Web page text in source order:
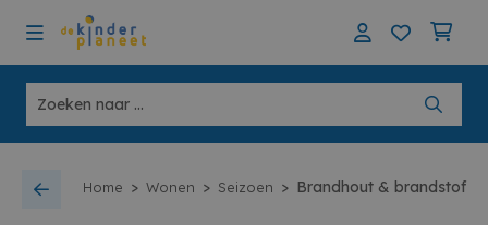
Home > Wonen > Seizoen > Brandhout & brandstof